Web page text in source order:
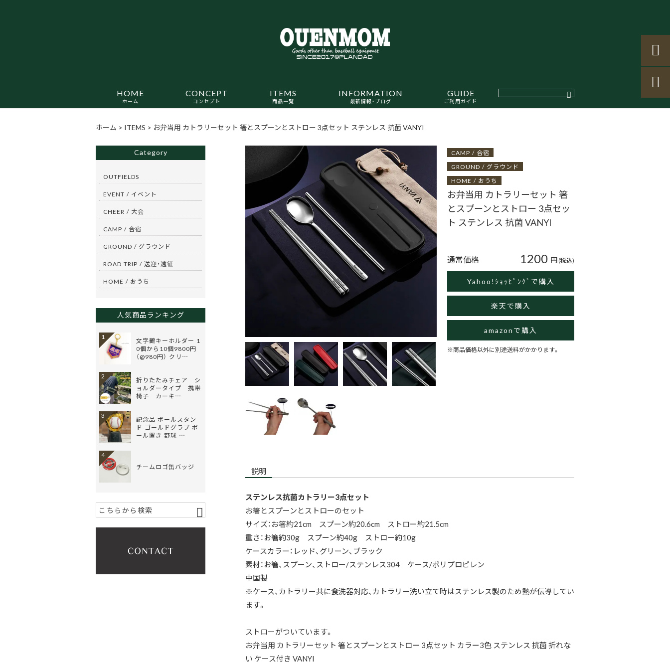
HOME
ホーム
CONCEPT
コンセプト
ITEMS
商品一覧
INFORMATION
最新情報・ブログ
GUIDE
ご利用ガイド
ホーム > ITEMS > お弁当用 カトラリーセット 箸とスプーンとストロー 3点セット ステンレス 抗菌 VANYI
CAMP / 合宿
GROUND / グラウンド
HOME / おうち
お弁当用 カトラリーセット 箸
とスプーンとストロー 3点セッ
ト ステンレス 抗菌 VANYI
通常価格 1200 円(税込)
Yahoo!ｼｮｯﾋﾟﾝｸﾞで購入
楽天で購入
amazonで購入
※商品価格以外に別途送料がかかります。
説明
ステンレス抗菌カトラリー3点セット
お箸とスプーンとストローのセット
サイズ：お箸約21cm スプーン約20.6cm ストロー約21.5cm
重さ：お箸約30g スプーン約40g ストロー約10g
ケースカラー：レッド、グリーン、ブラック
素材：お箸、スプーン、ストロー/ステンレス304 ケース/ポリプロピレン
中国製
※ケース、カトラリー共に食洗器対応、カトラリー洗い立て時はステンレス製のため熱が伝導してい
ます。
ストローがついています。
お弁当用 カトラリーセット 箸とスプーンとストロー 3点セット カラー3色 ステンレス 抗菌 折れな
い ケース付き VANYI
Category
OUTFIELDS
EVENT / イベント
CHEER / 大会
CAMP / 合宿
GROUND / グラウンド
ROAD TRIP / 送迎・遠征
HOME / おうち
人気商品ランキング
文字鶴キーホルダー 1
0個から10個9800円
（@980円） クリ…
1
折りたたみチェア シ
ョルダータイプ 携帯
椅子 カーキ…
2
記念品 ボールスタン
ド ゴールドグラブ ボ
ール置き 野球 …
3
チームロゴ缶バッジ
4

